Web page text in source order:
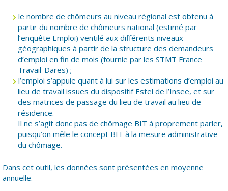
le nombre de chômeurs au niveau régional est obtenu à
partir du nombre de chômeurs national (estimé par
l’enquête Emploi) ventilé aux différents niveaux
géographiques à partir de la structure des demandeurs
d’emploi en fin de mois (fournie par les STMT France
Travail-Dares) ;
l’emploi s’appuie quant à lui sur les estimations d’emploi au
lieu de travail issues du dispositif Estel de l’Insee, et sur
des matrices de passage du lieu de travail au lieu de
résidence.
Il ne s’agit donc pas de chômage BIT à proprement parler,
puisqu’on mêle le concept BIT à la mesure administrative
du chômage.
Dans cet outil, les données sont présentées en moyenne
annuelle.